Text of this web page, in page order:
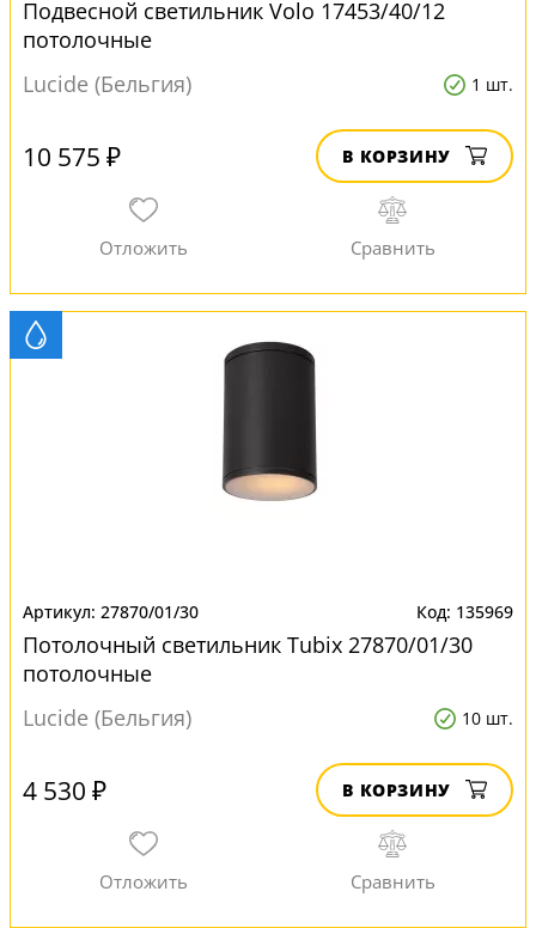
Подвесной светильник Volo 17453/40/12
потолочные
Lucide (Бельгия)
1 шт.
10 575 ₽ В КОРЗИНУ
27870/01/30 135969
Потолочный светильник Tubix 27870/01/30
потолочные
Lucide (Бельгия)
10 шт.
4 530 ₽ В КОРЗИНУ